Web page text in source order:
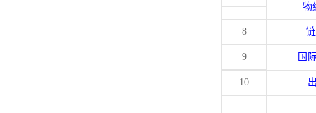
物
8
9 国
10